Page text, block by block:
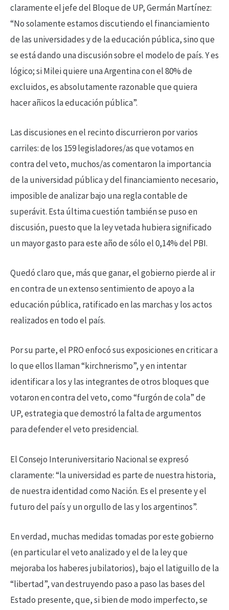
claramente el jefe del Bloque de UP, Germán Martínez:
“No solamente estamos discutiendo el financiamiento
de las universidades y de la educación pública, sino que
se está dando una discusión sobre el modelo de país. Y es
lógico; si Milei quiere una Argentina con el 80% de
excluidos, es absolutamente razonable que quiera
hacer añicos la educación pública”.
Las discusiones en el recinto discurrieron por varios
carriles: de los 159 legisladores/as que votamos en
contra del veto, muchos/as comentaron la importancia
de la universidad pública y del financiamiento necesario,
imposible de analizar bajo una regla contable de
superávit. Esta última cuestión también se puso en
discusión, puesto que la ley vetada hubiera significado
un mayor gasto para este año de sólo el 0,14% del PBI.
Quedó claro que, más que ganar, el gobierno pierde al ir
en contra de un extenso sentimiento de apoyo a la
educación pública, ratificado en las marchas y los actos
realizados en todo el país.
Por su parte, el PRO enfocó sus exposiciones en criticar a
lo que ellos llaman “kirchnerismo”, y en intentar
identificar a los y las integrantes de otros bloques que
votaron en contra del veto, como “furgón de cola” de
UP, estrategia que demostró la falta de argumentos
para defender el veto presidencial.
El Consejo Interuniversitario Nacional se expresó
claramente: “la universidad es parte de nuestra historia,
de nuestra identidad como Nación. Es el presente y el
futuro del país y un orgullo de las y los argentinos”.
En verdad, muchas medidas tomadas por este gobierno
(en particular el veto analizado y el de la ley que
mejoraba los haberes jubilatorios), bajo el latiguillo de la
“libertad”, van destruyendo paso a paso las bases del
Estado presente, que, si bien de modo imperfecto, se